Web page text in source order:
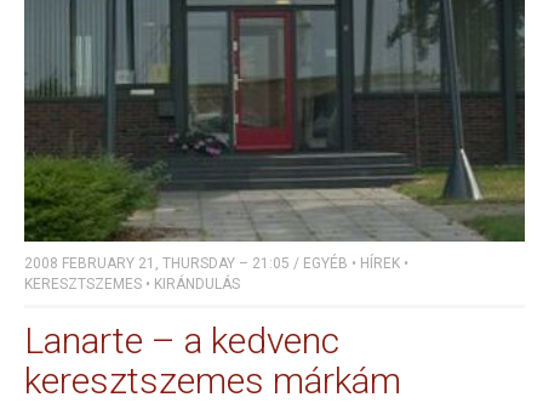
2008 FEBRUARY 21, THURSDAY – 21:05 / EGYÉB • HÍREK •
KERESZTSZEMES • KIRÁNDULÁS
Lanarte – a kedvenc
keresztszemes márkám